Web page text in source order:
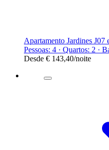
Apartamento Jardines J07
Pessoas: 4 · Quartos: 2 ·
Desde € 143,40/noite